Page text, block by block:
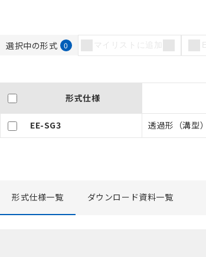
選択中の形式 0 マイリストに追加
形式仕様
EE-SG3 透過形（溝型
形式仕様一覧 ダウンロード資料一覧
以